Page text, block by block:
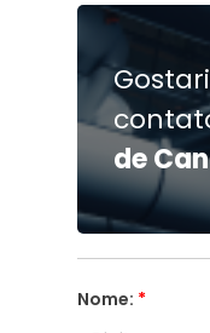
de
Nome: *